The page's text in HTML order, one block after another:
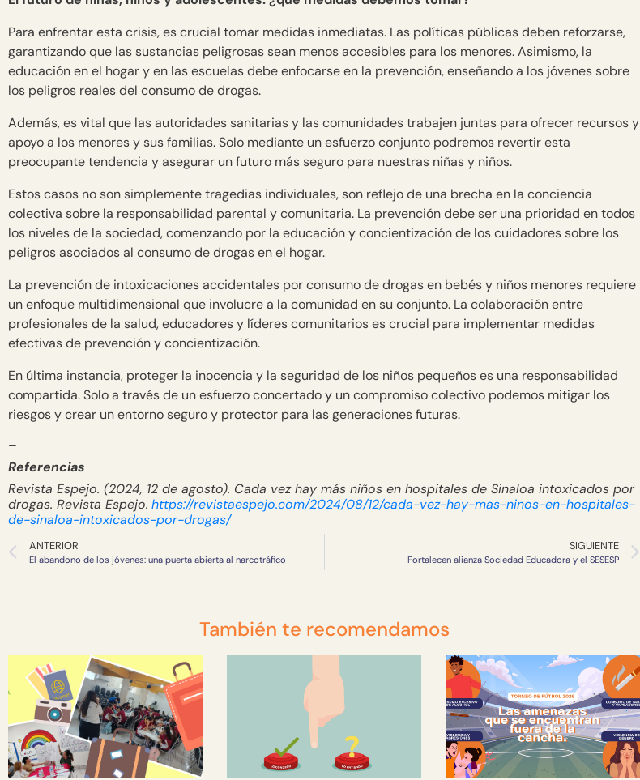
Para enfrentar esta crisis, es crucial tomar medidas inmediatas. Las políticas públicas deben reforzarse,
garantizando que las sustancias peligrosas sean menos accesibles para los menores. Asimismo, la
educación en el hogar y en las escuelas debe enfocarse en la prevención, enseñando a los jóvenes sobre
los peligros reales del consumo de drogas.
Además, es vital que las autoridades sanitarias y las comunidades trabajen juntas para ofrecer recursos y
apoyo a los menores y sus familias. Solo mediante un esfuerzo conjunto podremos revertir esta
preocupante tendencia y asegurar un futuro más seguro para nuestras niñas y niños.
Estos casos no son simplemente tragedias individuales, son reflejo de una brecha en la conciencia
colectiva sobre la responsabilidad parental y comunitaria. La prevención debe ser una prioridad en todos
los niveles de la sociedad, comenzando por la educación y concientización de los cuidadores sobre los
peligros asociados al consumo de drogas en el hogar.
La prevención de intoxicaciones accidentales por consumo de drogas en bebés y niños menores requiere
un enfoque multidimensional que involucre a la comunidad en su conjunto. La colaboración entre
profesionales de la salud, educadores y líderes comunitarios es crucial para implementar medidas
efectivas de prevención y concientización.
En última instancia, proteger la inocencia y la seguridad de los niños pequeños es una responsabilidad
compartida. Solo a través de un esfuerzo concertado y un compromiso colectivo podemos mitigar los
riesgos y crear un entorno seguro y protector para las generaciones futuras.
–
Referencias
Revista Espejo. (2024, 12 de agosto). Cada vez hay más niños en hospitales de Sinaloa intoxicados por
drogas. Revista Espejo. https://revistaespejo.com/2024/08/12/cada-vez-hay-mas-ninos-en-hospitales-
de-sinaloa-intoxicados-por-drogas/
ANTERIOR
El abandono de los jóvenes: una puerta abierta al narcotráfico
SIGUIENTE
Fortalecen alianza Sociedad Educadora y el SESESP
También te recomendamos